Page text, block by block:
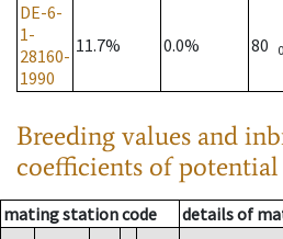
DE-6-
1-
28160-
1990
11.7% 0.0% 80
Breeding values and
coefficients of potential
mating station code details of